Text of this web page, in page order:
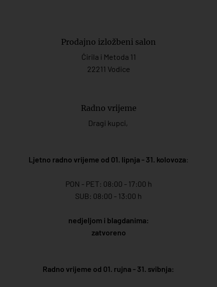
Prodajno izložbeni salon
Ćirila i Metoda 11
22211 Vodice
Radno vrijeme
Dragi kupci,
Ljetno radno vrijeme od 01. lipnja - 31. kolovoza:
PON - PET: 08:00 - 17:00 h
SUB: 08:00 - 13:00 h
nedjeljom i blagdanima:
zatvoreno
Radno vrijeme od 01. rujna - 31. svibnja: